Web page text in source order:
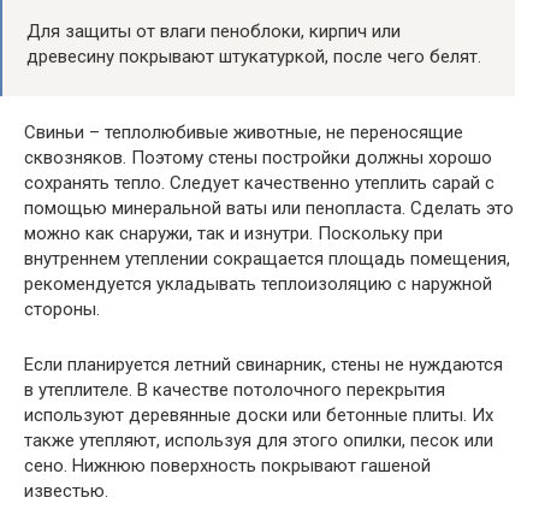
Для защиты от влаги пеноблоки, кирпич или
древесину покрывают штукатуркой, после чего белят.
Свиньи – теплолюбивые животные, не переносящие
сквозняков. Поэтому стены постройки должны хорошо
сохранять тепло. Следует качественно утеплить сарай с
помощью минеральной ваты или пенопласта. Сделать это
можно как снаружи, так и изнутри. Поскольку при
внутреннем утеплении сокращается площадь помещения,
рекомендуется укладывать теплоизоляцию с наружной
стороны.
Если планируется летний свинарник, стены не нуждаются
в утеплителе. В качестве потолочного перекрытия
используют деревянные доски или бетонные плиты. Их
также утепляют, используя для этого опилки, песок или
сено. Нижнюю поверхность покрывают гашеной
известью.